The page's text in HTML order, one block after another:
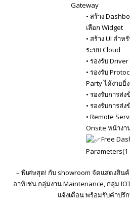
Gateway
• สร้าง
เลือก Widget
• สร้าง UI สำ
ระบบ Cloud
• รองรับ
• รองรับ
Party ได้ง่ายยิ่
• รองรับการส่
• รองรับการส่
• Remote
Onsite หน้างา
Free
Parameters(1
– พิเศษสุด! กับ showroom จัดแสดงสิน
อาทิเช่น กลุ่มงาน Maintenance, กลุ่ม
แจ้งเตือน พร้อมรับคำปรึ